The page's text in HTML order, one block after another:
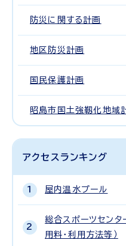
防災に関する計画
地区防災計画
国民保護計画
昭島市国土強靱化地域
アクセスランキング
屋内温水プール
総合スポーツセン
用料・利用方法等）